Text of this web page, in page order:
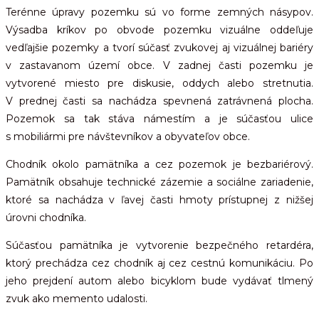
Terénne úpravy pozemku sú vo forme zemných násypov.
Výsadba kríkov po obvode pozemku vizuálne oddeľuje
vedľajšie pozemky a tvorí súčasť zvukovej aj vizuálnej bariéry
v zastavanom území obce. V zadnej časti pozemku je
vytvorené miesto pre diskusie, oddych alebo stretnutia.
V prednej časti sa nachádza spevnená zatrávnená plocha.
Pozemok sa tak stáva námestím a je súčasťou ulice
s mobiliármi pre návštevníkov a obyvateľov obce.
Chodník okolo pamätníka a cez pozemok je bezbariérový.
Pamätník obsahuje technické zázemie a sociálne zariadenie,
ktoré sa nachádza v ľavej časti hmoty prístupnej z nižšej
úrovni chodníka.
Súčasťou pamätníka je vytvorenie bezpečného retardéra,
ktorý prechádza cez chodník aj cez cestnú komunikáciu. Po
jeho prejdení autom alebo bicyklom bude vydávať tlmený
zvuk ako memento udalosti.